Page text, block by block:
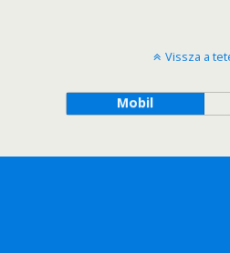
Vissza a
Mobil